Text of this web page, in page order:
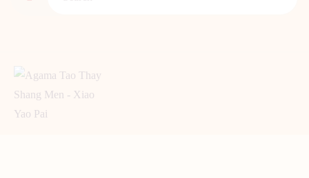
ARTIKEL
GALERI
HUBUNGI KAMI